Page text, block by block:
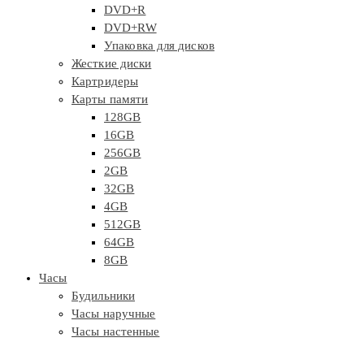
DVD+R
DVD+RW
Упаковка для дисков
Жесткие диски
Картридеры
Карты памяти
128GB
16GB
256GB
2GB
32GB
4GB
512GB
64GB
8GB
Часы
Будильники
Часы наручные
Часы настенные